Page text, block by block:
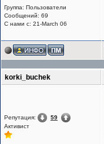
Группа: Пользователи
Сообщений: 69
С нами с: 21-March 06
korki_buchek
Репутация:
59
Активист